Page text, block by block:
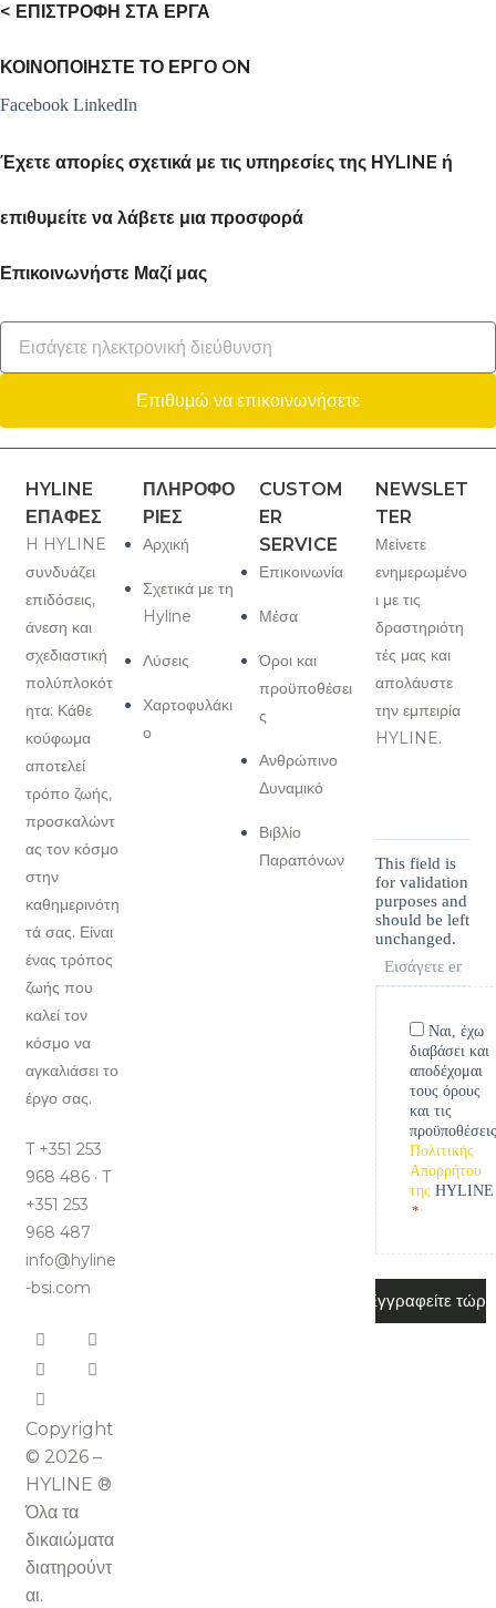
< ΕΠΙΣΤΡΟΦΗ ΣΤΑ ΕΡΓΑ
ΚΟΙΝΟΠΟΙΗΣΤΕ ΤΟ ΕΡΓΟ ON
Facebook LinkedIn
Έχετε απορίες σχετικά με τις υπηρεσίες της ΗYLINE ή
επιθυμείτε να λάβετε μια προσφορά
Επικοινωνήστε Μαζί μας
Επιθυμώ να επικοινωνήσετε
HYLINE
ΕΠΑΦΈΣ
H HYLINE
συνδυάζει
επιδόσεις,
άνεση και
σχεδιαστική
πολύπλοκότ
ητα: Κάθε
κούφωμα
αποτελεί
τρόπο ζωής,
προσκαλώντ
ας τον κόσμο
στην
καθημερινότη
τά σας. Είναι
ένας τρόπος
ζωής που
καλεί τον
κόσμο να
αγκαλιάσει το
έργο σας.
T +351 253
968 486 · T
+351 253
968 487
info@hyline
-bsi.com
Copyright
© 2026 –
HYLINE ®
Όλα τα
δικαιώματα
διατηρούντ
αι.
ΠΛΗΡΟΦΟ
ΡΙΕΣ
Αρχική
Σχετικά με τη
Hyline
Λύσεις
Χαρτοφυλάκι
ο
CUSTOM
ER
SERVICE
Επικοινωνία
Μέσα
Όροι και
προϋποθέσει
ς
Ανθρώπινο
Δυναμικό
Βιβλίο
Παραπόνων
NEWSLET
TER
Μείνετε
ενημερωμένο
ι με τις
δραστηριότη
τές μας και
απολάυστε
την εμπειρία
HYLINE.
This field is
for validation
purposes and
should be left
unchanged.
Ναι, έχω
διαβάσει και
αποδέχομαι
τους όρους
και τις
Πολιτικής
Απορρήτου
της HYLINE
*